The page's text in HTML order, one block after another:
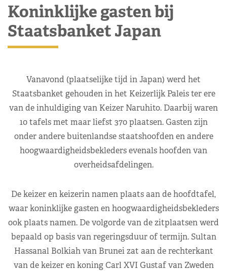
Koninklijke gasten bij
Staatsbanket Japan
Vanavond (plaatselijke tijd in Japan) werd het
Staatsbanket gehouden in het Keizerlijk Paleis ter ere
van de inhuldiging van Keizer Naruhito. Daarbij waren
10 tafels met maar liefst 370 plaatsen. Gasten zijn
onder andere buitenlandse staatshoofden en andere
hoogwaardigheidsbekleders evenals hoofden van
overheidsafdelingen.
De keizer en keizerin namen plaats aan de hoofdtafel,
waar koninklijke gasten en hoogwaardigheidsbekleders
ook plaats namen. De volgorde van de zitplaatsen werd
bepaald op basis van regeringsduur of termijn. Sultan
Hassanal Bolkiah van Brunei zat aan de rechterkant
van de keizer en koning Carl XVI Gustaf van Zweden